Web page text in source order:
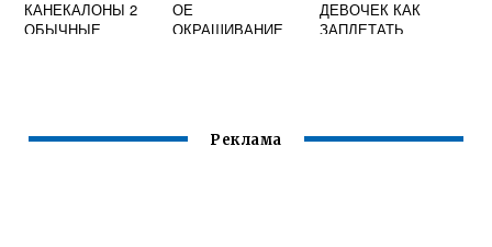
КАНЕКАЛОНЫ 2
ОБЫЧНЫЕ
ОЕ
ОКРАШИВАНИЕ
ДЕВОЧЕК КАК
ЗАПЛЕТАТЬ
Реклама